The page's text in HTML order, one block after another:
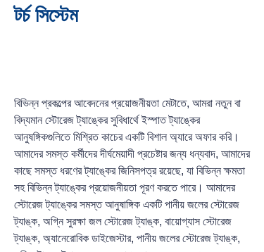
টর্চ সিস্টেম
বিভিন্ন প্রকল্পের আবেদনের প্রয়োজনীয়তা মেটাতে, আমরা নতুন বা
বিদ্যমান স্টোরেজ ট্যাঙ্কের সুবিধার্থে ইস্পাত ট্যাঙ্কের
আনুষঙ্গিকগুলিতে মিশ্রিত কাচের একটি বিশাল অ্যারে অফার করি।
আমাদের সমস্ত কর্মীদের দীর্ঘমেয়াদী প্রচেষ্টার জন্য ধন্যবাদ, আমাদের
কাছে সমস্ত ধরণের ট্যাঙ্কের জিনিসপত্র রয়েছে, যা বিভিন্ন ক্ষমতা
সহ বিভিন্ন ট্যাঙ্কের প্রয়োজনীয়তা পূরণ করতে পারে। আমাদের
স্টোরেজ ট্যাঙ্কের সমস্ত আনুষাঙ্গিক একটি পানীয় জলের স্টোরেজ
ট্যাঙ্ক, অগ্নি সুরক্ষা জল স্টোরেজ ট্যাঙ্ক, বায়োগ্যাস স্টোরেজ
ট্যাঙ্ক, অ্যানেরোবিক ডাইজেস্টার, পানীয় জলের স্টোরেজ ট্যাঙ্ক,